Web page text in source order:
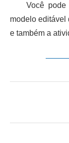
Você pode
modelo editável
e também a